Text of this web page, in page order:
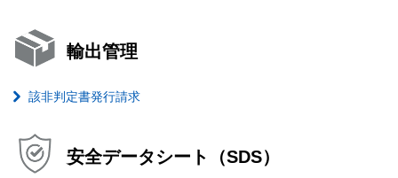
輸出管理
該非判定書発行請求
安全データシート（SDS）